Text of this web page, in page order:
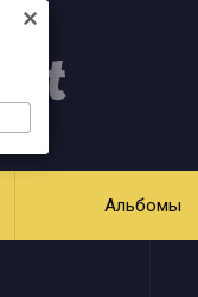
Альбомы